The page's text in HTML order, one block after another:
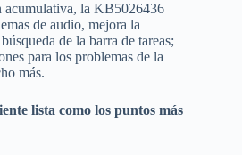
acumulativa, la KB5026436
de audio, mejora la
de la barra de tareas;
para los problemas de la
más.
lista como los puntos más